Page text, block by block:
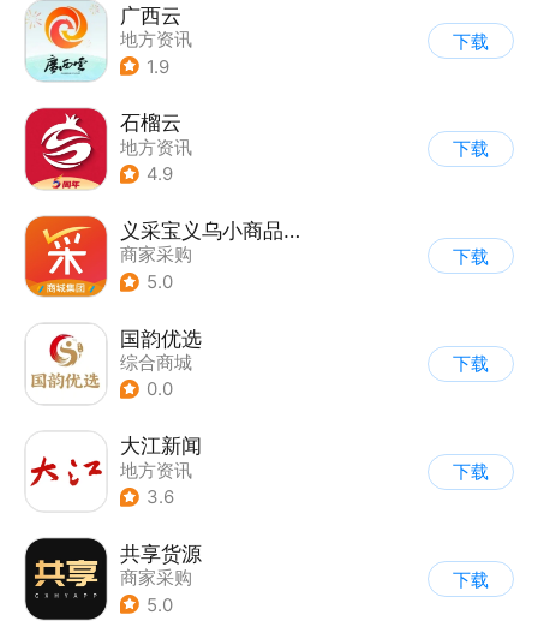
广西云
地方资讯
1.9
下载
石榴云
地方资讯
4.9
下载
义采宝义乌小商品批发网
商家采购
5.0
下载
国韵优选
综合商城
0.0
下载
大江新闻
地方资讯
3.6
下载
共享货源
商家采购
5.0
下载